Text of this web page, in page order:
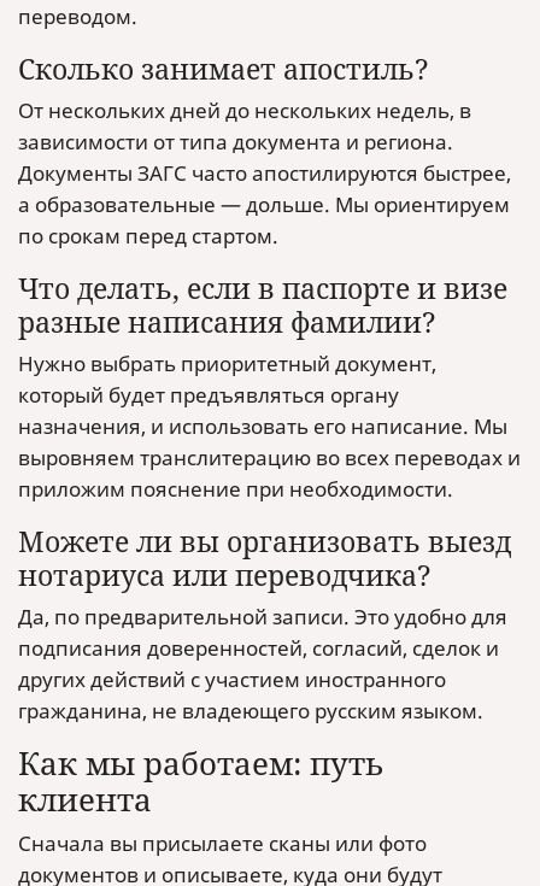
переводом.
Сколько занимает апостиль?
От нескольких дней до нескольких недель, в
зависимости от типа документа и региона.
Документы ЗАГС часто апостилируются быстрее,
а образовательные — дольше. Мы ориентируем
по срокам перед стартом.
Что делать, если в паспорте и визе
разные написания фамилии?
Нужно выбрать приоритетный документ,
который будет предъявляться органу
назначения, и использовать его написание. Мы
выровняем транслитерацию во всех переводах и
приложим пояснение при необходимости.
Можете ли вы организовать выезд
нотариуса или переводчика?
Да, по предварительной записи. Это удобно для
подписания доверенностей, согласий, сделок и
других действий с участием иностранного
гражданина, не владеющего русским языком.
Как мы работаем: путь
клиента
Сначала вы присылаете сканы или фото
документов и описываете, куда они будут